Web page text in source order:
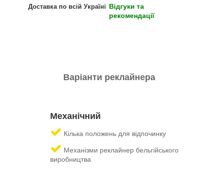
Доставка по всій Україні Відгуки та
рекомендації
Варіанти реклайнера
Механічний
Кілька положень для відпочинку
Механізми реклайнер бельгійського
виробництва